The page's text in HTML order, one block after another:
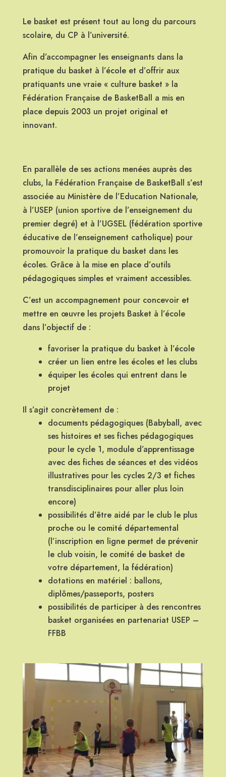
Le basket est présent tout au long du parcours
scolaire, du CP à l’université.
Afin d’accompagner les enseignants dans la
pratique du basket à l’école et d’offrir aux
pratiquants une vraie « culture basket » la
Fédération Française de BasketBall a mis en
place depuis 2003 un projet original et
innovant.
En parallèle de ses actions menées auprès des
clubs, la Fédération Française de BasketBall s’est
associée au Ministère de l’Education Nationale,
à l’USEP (union sportive de l’enseignement du
premier degré) et à l’UGSEL (fédération sportive
éducative de l’enseignement catholique) pour
promouvoir la pratique du basket dans les
écoles. Grâce à la mise en place d’outils
pédagogiques simples et vraiment accessibles.
C’est un accompagnement pour concevoir et
mettre en œuvre les projets Basket à l’école
dans l’objectif de :
favoriser la pratique du basket à l’école
créer un lien entre les écoles et les clubs
équiper les écoles qui entrent dans le
projet
Il s’agit concrètement de :
documents pédagogiques (Babyball, avec
ses histoires et ses fiches pédagogiques
pour le cycle 1, module d’apprentissage
avec des fiches de séances et des vidéos
illustratives pour les cycles 2/3 et fiches
transdisciplinaires pour aller plus loin
encore)
possibilités d’être aidé par le club le plus
proche ou le comité départemental
(l’inscription en ligne permet de prévenir
le club voisin, le comité de basket de
votre département, la fédération)
dotations en matériel : ballons,
diplômes/passeports, posters
possibilités de participer à des rencontres
basket organisées en partenariat USEP –
FFBB